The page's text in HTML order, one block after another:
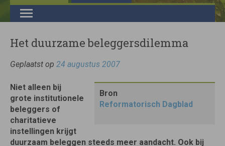
Het duurzame beleggersdilemma
Geplaatst op 24 augustus 2007
Bron
Reformatorisch Dagblad
Niet alleen bij
grote institutionele
beleggers of
charitatieve
instellingen krijgt
duurzaam beleggen steeds meer aandacht. Ook bij